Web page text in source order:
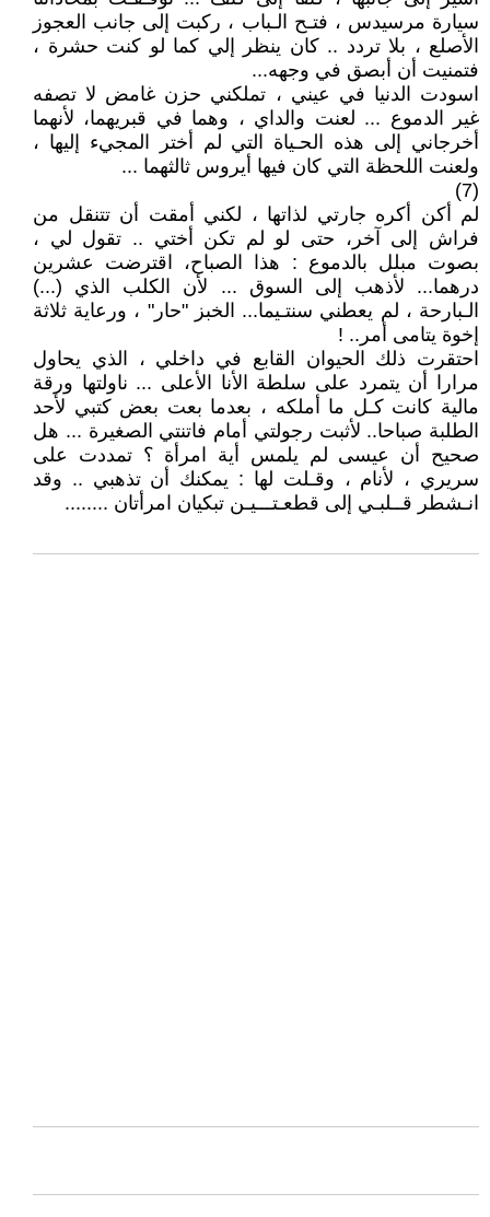
سيارة مرسيدس ، فتـح الـباب ، ركبت إلى جانب العجوز
الأصلع ، بلا تردد .. كان ينظر إلي كما لو كنت حشرة ،
فتمنيت أن أبصق في وجهه...
اسودت الدنيا في عيني ، تملكني حزن غامض لا تصفه
غير الدموع ... لعنت والداي ، وهما في قبريهما، لأنهما
أخرجاني إلى هذه الحـياة التي لم أختر المجيء إليها ،
ولعنت اللحظة التي كان فيها أيروس ثالثهما ...
(7)
لم أكن أكره جارتي لذاتها ، لكني أمقت أن تتنقل من
فراش إلى آخر، حتى لو لم تكن أختي .. تقول لي ،
بصوت مبلل بالدموع : هذا الصباح، اقترضت عشرين
درهما... لأذهب إلى السوق ... لأن الكلب الذي (...)
الـبارحة ، لم يعطني سنتـيما... الخبز "حار" ، ورعاية ثلاثة
إخوة يتامى أمر.. !
احتقرت ذلك الحيوان القابع في داخلي ، الذي يحاول
مرارا أن يتمرد على سلطة الأنا الأعلى ... ناولتها ورقة
مالية كانت كـل ما أملكه ، بعدما بعت بعض كتبي لأحد
الطلبة صباحا.. لأثبت رجولتي أمام فاتنتي الصغيرة ... هل
صحيح أن عيسى لم يلمس أية امرأة ؟ تمددت على
سريري ، لأنام ، وقـلت لها : يمكنك أن تذهبي .. وقد
انـشطر قــلبـي إلى قطعـتـــيـن تبكيان امرأتان ........